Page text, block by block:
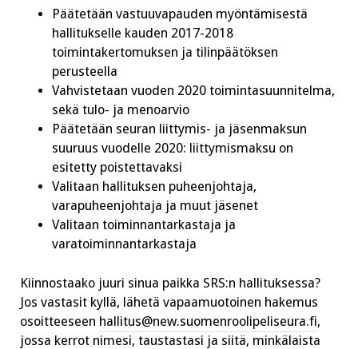
Päätetään vastuuvapauden myöntämisestä
hallitukselle kauden 2017-2018
toimintakertomuksen ja tilinpäätöksen
perusteella
Vahvistetaan vuoden 2020 toimintasuunnitelma,
sekä tulo- ja menoarvio
Päätetään seuran liittymis- ja jäsenmaksun
suuruus vuodelle 2020: liittymismaksu on
esitetty poistettavaksi
Valitaan hallituksen puheenjohtaja,
varapuheenjohtaja ja muut jäsenet
Valitaan toiminnantarkastaja ja
varatoiminnantarkastaja
Kiinnostaako juuri sinua paikka SRS:n hallituksessa?
Jos vastasit kyllä, lähetä vapaamuotoinen hakemus
osoitteeseen hallitus@new.suomenroolipeliseura.fi,
jossa kerrot nimesi, taustastasi ja siitä, minkälaista